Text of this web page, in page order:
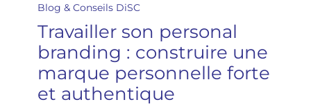
personal
branding
:
construire
une
marque
personnelle
Blog & Conseils DiSC
Travailler son personal
branding : construire une
marque personnelle forte
et authentique